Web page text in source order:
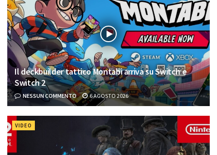
Il deckbuilder tattico Montabi arriva su Switch e
Switch 2
NESSUN COMMENTO 6 AGOSTO 2026
VIDEO